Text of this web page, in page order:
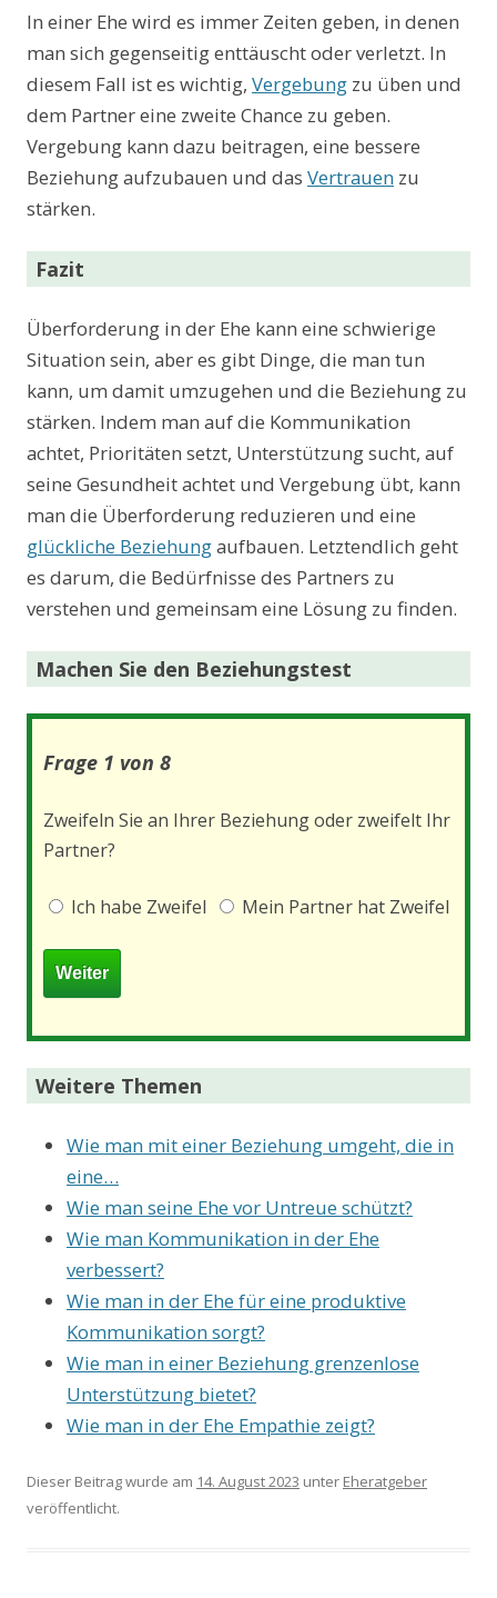
In einer Ehe wird es immer Zeiten geben, in denen
man sich gegenseitig enttäuscht oder verletzt. In
diesem Fall ist es wichtig, Vergebung zu üben und
dem Partner eine zweite Chance zu geben.
Vergebung kann dazu beitragen, eine bessere
Beziehung aufzubauen und das Vertrauen zu
stärken.
Fazit
Überforderung in der Ehe kann eine schwierige
Situation sein, aber es gibt Dinge, die man tun
kann, um damit umzugehen und die Beziehung zu
stärken. Indem man auf die Kommunikation
achtet, Prioritäten setzt, Unterstützung sucht, auf
seine Gesundheit achtet und Vergebung übt, kann
man die Überforderung reduzieren und eine
glückliche Beziehungaufbauen. Letztendlich geht
es darum, die Bedürfnisse des Partners zu
verstehen und gemeinsam eine Lösung zu finden.
Machen Sie den Beziehungstest
Frage 1 von 8
Zweifeln Sie an Ihrer Beziehung oder zweifelt Ihr
Partner?
Ich habe Zweifel Mein Partner hat Zweifel
Weitere Themen
Wie man mit einer Beziehung umgeht, die in
eine…
Wie man seine Ehe vor Untreue schützt?
Wie man Kommunikation in der Ehe
verbessert?
Wie man in der Ehe für eine produktive
Kommunikation sorgt?
Wie man in einer Beziehung grenzenlose
Unterstützung bietet?
Wie man in der Ehe Empathie zeigt?
Dieser Beitrag wurde am 14. August 2023 unter Eheratgeber
veröffentlicht.